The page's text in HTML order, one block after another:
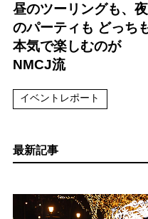
昼のツーリングも、夜
のパーティも どっち
本気で楽しむのが
NMCJ流
イベントレポート
最新記事